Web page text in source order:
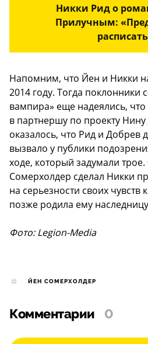
Никки Рид о
Прилучным:
Напомним, что Йен и Никки
2014 году. Тогда поклонники
вампира» еще надеялись,
в партнершу по проекту
оказалось, что Рид и Добрев
вызвало у публики
ходе, который задумали
Сомерхолдер сделал Никки
на серьезности своих чувств
позже родила ему
Фото: Legion-Media
ЙЕН СОМЕРХОЛДЕР
Комментарии 0